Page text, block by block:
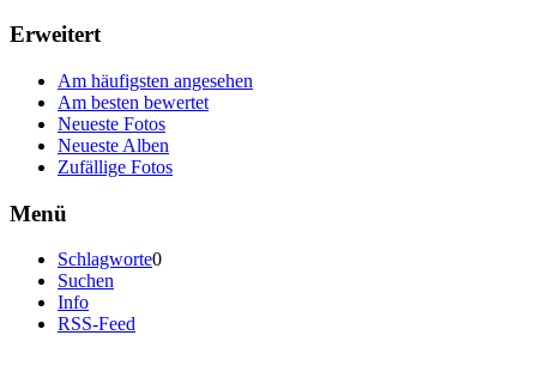
Erweitert
Am häufigsten angesehen
Am besten bewertet
Neueste Fotos
Neueste Alben
Zufällige Fotos
Menü
Schlagworte0
Suchen
Info
RSS-Feed